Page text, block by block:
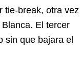
tie-break, otra vez
El tercer
sin que bajara el